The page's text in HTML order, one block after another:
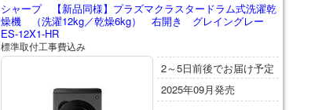
シャープ 【新品同様】プラズマクラスタードラム式洗濯乾
燥機 （洗濯12kg／乾燥6kg） 右開き グレイングレー
ES-12X1-HR
標準取付工事費込み
2～5日前後でお届け予定
2025年09月発売